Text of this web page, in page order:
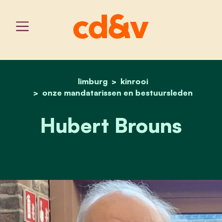
home
limburg
kinrooi
onze mandatarissen en bestuursleden
hubert brouns
Hubert Brouns